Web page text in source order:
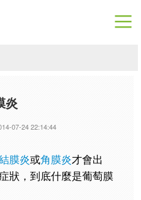
炎
07-24 22:14:44
膜炎或角膜炎才會出
狀，到底什麼是葡萄膜